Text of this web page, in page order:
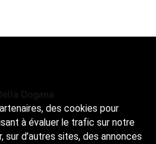
Dogana
des cookies pour
à évaluer le trafic sur notre
d’autres sites, des annonces